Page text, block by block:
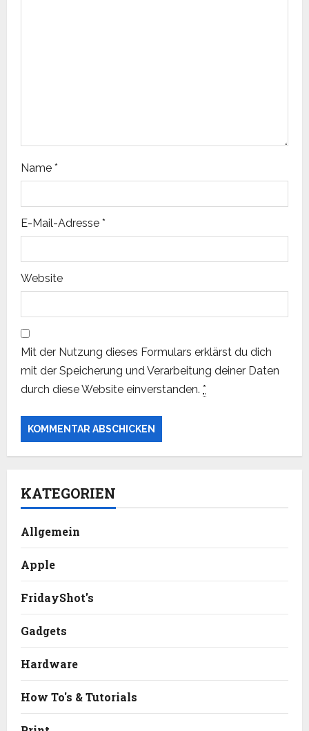
o
n
Name *
E-Mail-Adresse *
Website
Mit der Nutzung dieses Formulars erklärst du dich
mit der Speicherung und Verarbeitung deiner Daten
durch diese Website einverstanden. *
KATEGORIEN
Allgemein
Apple
FridayShot's
Gadgets
Hardware
How To's & Tutorials